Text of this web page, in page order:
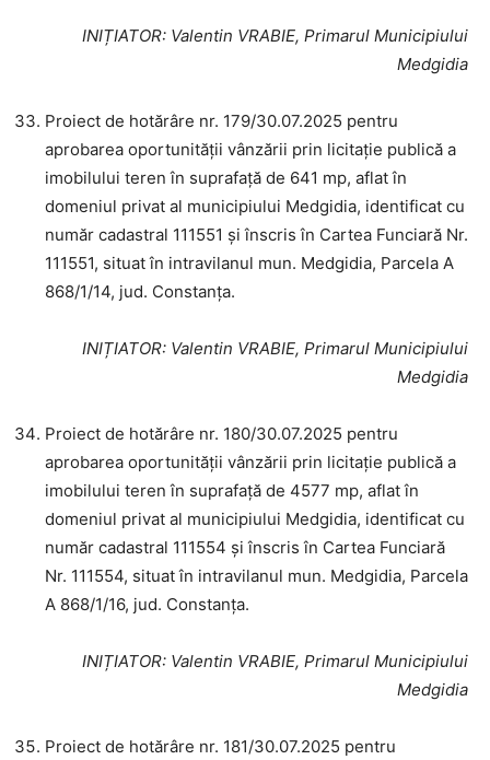
INIȚIATOR: Valentin VRABIE, Primarul Municipiului
Medgidia
Proiect de hotărâre nr. 179/30.07.2025 pentru
aprobarea oportunității vânzării prin licitație publică a
imobilului teren în suprafață de 641 mp, aflat în
domeniul privat al municipiului Medgidia, identificat cu
număr cadastral 111551 și înscris în Cartea Funciară Nr.
111551, situat în intravilanul mun. Medgidia, Parcela A
868/1/14, jud. Constanța.
INIȚIATOR: Valentin VRABIE, Primarul Municipiului
Medgidia
Proiect de hotărâre nr. 180/30.07.2025 pentru
aprobarea oportunității vânzării prin licitație publică a
imobilului teren în suprafață de 4577 mp, aflat în
domeniul privat al municipiului Medgidia, identificat cu
număr cadastral 111554 și înscris în Cartea Funciară
Nr. 111554, situat în intravilanul mun. Medgidia, Parcela
A 868/1/16, jud. Constanța.
INIȚIATOR: Valentin VRABIE, Primarul Municipiului
Medgidia
Proiect de hotărâre nr. 181/30.07.2025 pentru